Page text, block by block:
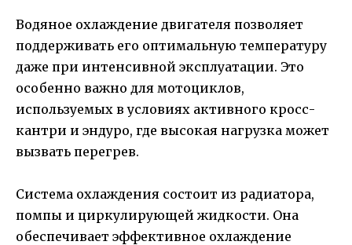
Водяное охлаждение двигателя позволяет
поддерживать его оптимальную температуру
даже при интенсивной эксплуатации. Это
особенно важно для мотоциклов,
используемых в условиях активного кросс-
кантри и эндуро, где высокая нагрузка может
вызвать перегрев.
Система охлаждения состоит из радиатора,
помпы и циркулирующей жидкости. Она
обеспечивает эффективное охлаждение